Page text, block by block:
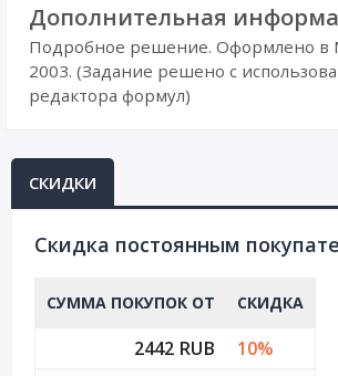
Дополнительная
Подробное решение. Оформлено в
2003. (Задание решено с
редактора формул)
СКИДКИ
Cкидка постоянным
СУММА ПОКУПОК ОТ СКИДКА
2442 RUB
10%